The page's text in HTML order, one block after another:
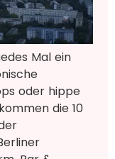
Mal ein
oder hippe
die 10